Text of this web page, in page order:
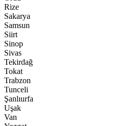
Rize
Sakarya
Samsun
Siirt
Sinop
Sivas
Tekirdağ
Tokat
Trabzon
Tunceli
Şanlıurfa
Uşak
Van